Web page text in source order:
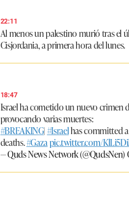
22:11
Al menos un palestino murió tras el
Cisjordania, a primera hora del lunes.
18:47
Israel ha cometido un nuevo crimen
provocando varias muertes:
#BREAKING|#Israelhas committed a
deaths.#Gazapic.twitter.com/
— Quds News Network (@QudsNen)